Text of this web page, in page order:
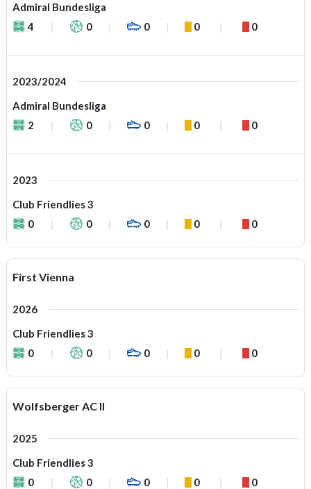
Admiral Bundesliga
4
0 0 0 0
2023/2024
Admiral Bundesliga
2
0 0 0 0
2023
Club Friendlies 3
0
0 0 0 0
First Vienna
2026
Club Friendlies 3
0
0 0 0 0
Wolfsberger AC II
2025
Club Friendlies 3
0
0 0 0 0